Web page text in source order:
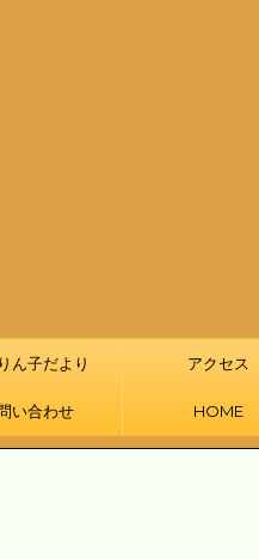
ん子だより アクセス
い合わせ HOME